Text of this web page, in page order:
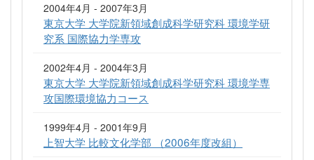
2004年4月 - 2007年3月
東京大学 大学院新領域創成科学研究科 環境学研
究系 国際協力学専攻
2002年4月 - 2004年3月
東京大学 大学院新領域創成科学研究科 環境学専
攻国際環境協力コース
1999年4月 - 2001年9月
上智大学 比較文化学部 （2006年度改組）